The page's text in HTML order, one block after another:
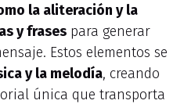
la aliteración y la
y frases para generar
Estos elementos se
y la melodía, creando
única que transporta